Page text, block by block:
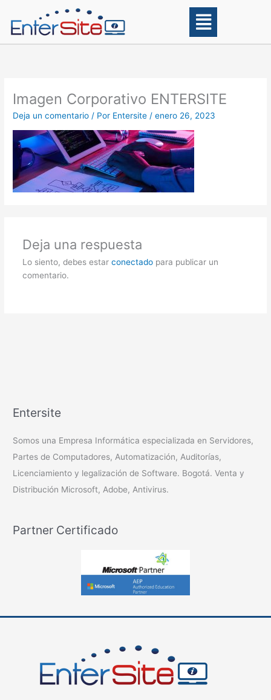
contenido
Main
Menu
Imagen Corporativo ENTERSITE
Deja un comentario / Por Entersite/enero 26, 2023
Deja una respuesta
Lo siento, debes estar conectadopara publicar un
comentario.
Entersite
Somos una Empresa Informática especializada en Servidores,
Partes de Computadores, Automatización, Auditorías,
Licenciamiento y legalización de Software. Bogotá. Venta y
Distribución Microsoft, Adobe, Antivirus.
Partner Certificado